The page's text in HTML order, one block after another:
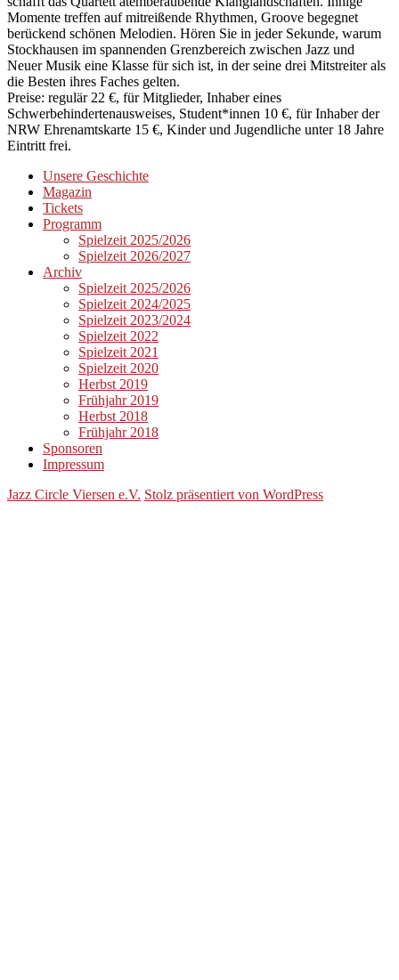
Momente treffen auf mitreißende Rhythmen, Groove begegnet
berückend schönen Melodien. Hören Sie in jeder Sekunde, warum
Stockhausen im spannenden Grenzbereich zwischen Jazz und
Neuer Musik eine Klasse für sich ist, in der seine drei Mitstreiter als
die Besten ihres Faches gelten.
Preise: regulär 22 €, für Mitglieder, Inhaber eines
Schwerbehindertenausweises, Student*innen 10 €, für Inhaber der
NRW Ehrenamtskarte 15 €, Kinder und Jugendliche unter 18 Jahre
Eintritt frei.
Unsere Geschichte
Magazin
Tickets
Programm
Spielzeit 2025/2026
Spielzeit 2026/2027
Archiv
Spielzeit 2025/2026
Spielzeit 2024/2025
Spielzeit 2023/2024
Spielzeit 2022
Spielzeit 2021
Spielzeit 2020
Herbst 2019
Frühjahr 2019
Herbst 2018
Frühjahr 2018
Sponsoren
Impressum
Jazz Circle Viersen e.V. Stolz präsentiert von WordPress